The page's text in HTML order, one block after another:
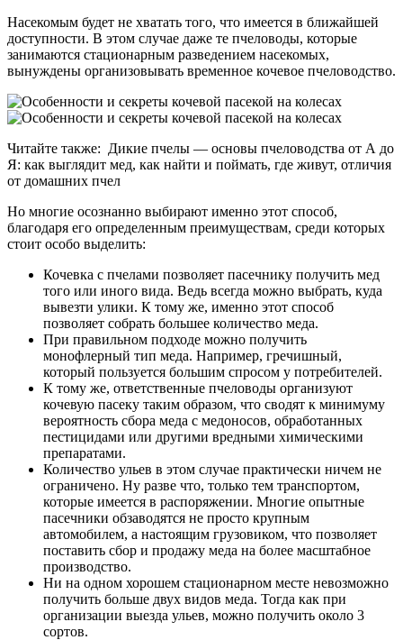
Насекомым будет не хватать того, что имеется в ближайшей
доступности. В этом случае даже те пчеловоды, которые
занимаются стационарным разведением насекомых,
вынуждены организовывать временное кочевое пчеловодство.
Читайте также: Дикие пчелы — основы пчеловодства от А до
Я: как выглядит мед, как найти и поймать, где живут, отличия
от домашних пчел
Но многие осознанно выбирают именно этот способ,
благодаря его определенным преимуществам, среди которых
стоит особо выделить:
Кочевка с пчелами позволяет пасечнику получить мед
того или иного вида. Ведь всегда можно выбрать, куда
вывезти улики. К тому же, именно этот способ
позволяет собрать большее количество меда.
При правильном подходе можно получить
монофлерный тип меда. Например, гречишный,
который пользуется большим спросом у потребителей.
К тому же, ответственные пчеловоды организуют
кочевую пасеку таким образом, что сводят к минимуму
вероятность сбора меда с медоносов, обработанных
пестицидами или другими вредными химическими
препаратами.
Количество ульев в этом случае практически ничем не
ограничено. Ну разве что, только тем транспортом,
которые имеется в распоряжении. Многие опытные
пасечники обзаводятся не просто крупным
автомобилем, а настоящим грузовиком, что позволяет
поставить сбор и продажу меда на более масштабное
производство.
Ни на одном хорошем стационарном месте невозможно
получить больше двух видов меда. Тогда как при
организации выезда ульев, можно получить около 3
сортов.